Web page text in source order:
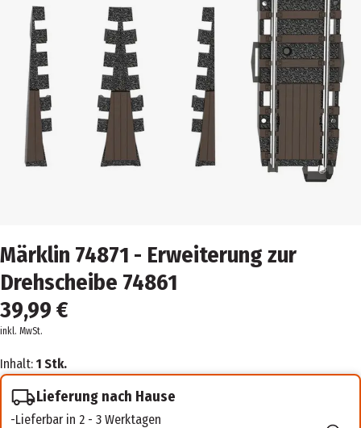
Märklin 74871 - Erweiterung zur
Drehscheibe 74861
39,99 €
inkl. MwSt.
Inhalt: 1 Stk.
Lieferung nach Hause
Lieferbar in 2 - 3 Werktagen